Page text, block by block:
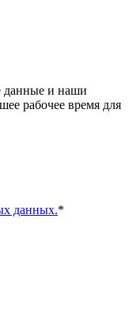
данные и наши
рабочее время для
данных.*